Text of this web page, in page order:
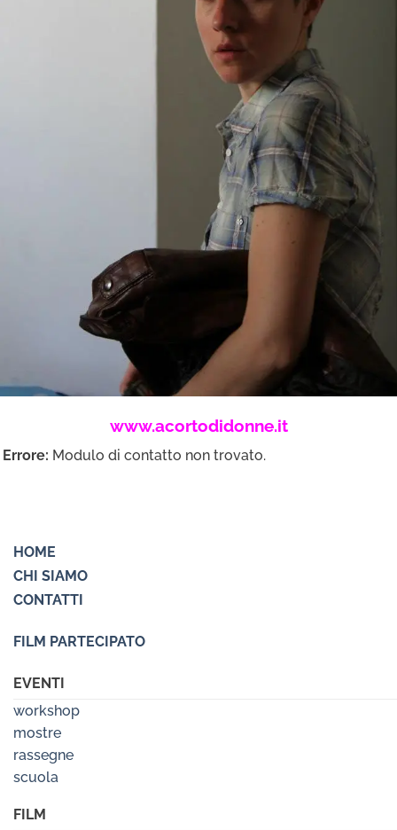
www.acortodidonne.it
Errore: Modulo di contatto non trovato.
HOME
CHI SIAMO
CONTATTI
FILM PARTECIPATO
EVENTI
workshop
mostre
rassegne
scuola
FILM